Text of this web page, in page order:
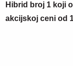
Hibrid broj 1 koji
akcijskoj ceni od